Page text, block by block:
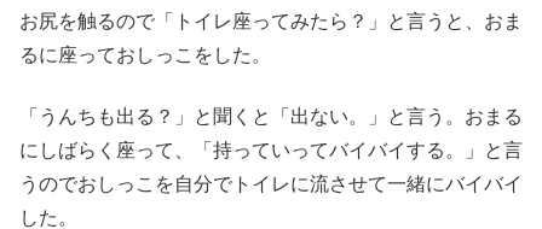
お尻を触るので「トイレ座ってみたら？」と言うと、おま
るに座っておしっこをした。
「うんちも出る？」と聞くと「出ない。」と言う。おまる
にしばらく座って、「持っていってバイバイする。」と言
うのでおしっこを自分でトイレに流させて一緒にバイバイ
した。